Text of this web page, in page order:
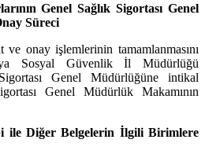
Genel Sağlık Sigortası Genel
Süreci
ve onay işlemlerinin tamamlanmasını
Sosyal Güvenlik İl Müdürlüğü
Genel Müdürlüğüne intikal
Genel Müdürlük Makamının
ile Diğer Belgelerin İlgili Birimlere